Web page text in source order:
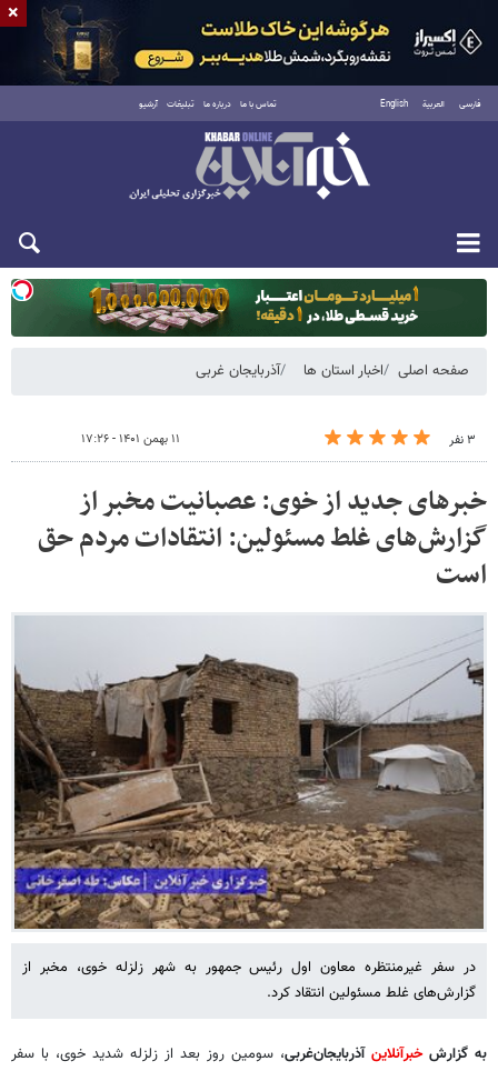
فارسی العربية English تماس با ما درباره ما تبلیغات آرشیو
یکشنبه ۱۸ مرداد ۱۴۰۵
صفحه اصلی اخبار استان ها آذربایجان غربی
۳ نفر ۱۱ بهمن ۱۴۰۱ - ۱۷:۲۶
خبرهای جدید از خوی: عصبانیت مخبر از
گزارش‌های غلط مسئولین: انتقادات مردم حق
است
در سفر غیرمنتظره معاون اول رئیس جمهور به شهر زلزله خوی، مخبر از
گزارش‌های غلط مسئولین انتقاد کرد.
به گزارشخبرآنلاین آذربایجان‌غربی، سومین روز بعد از زلزله شدید خوی، با سفر
×